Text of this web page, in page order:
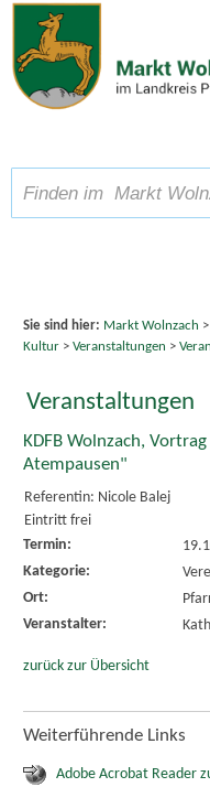
Zum Inhalt,zur Navigation
Schriftgröße A A A
Sie sind hier: Markt Wolnzach >
Kultur> Veranstaltungen >
Veranstaltungen
KDFB Wolnzach,
Atempausen"
Referentin: Nicole Balej
Eintritt frei
Termin:
Kategorie:
Ort:
Veranstalter:
zurück zur Übersicht
Weiterführende Links
Adobe Acrobat Reader